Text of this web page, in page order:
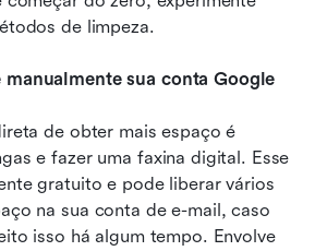
de limpeza.
manualmente sua conta Google
de obter mais espaço é
e fazer uma faxina digital. Esse
gratuito e pode liberar vários
na sua conta de e-mail, caso
isso há algum tempo. Envolve